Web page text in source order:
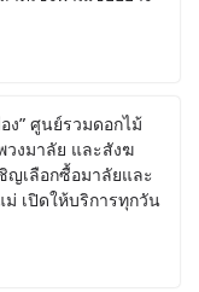
ง” ศูนย์รวมดอกไม้
วงมาลัย และสังฆ
เลือกซื้อมาลัยและ
เปิดให้บริการทุกวัน